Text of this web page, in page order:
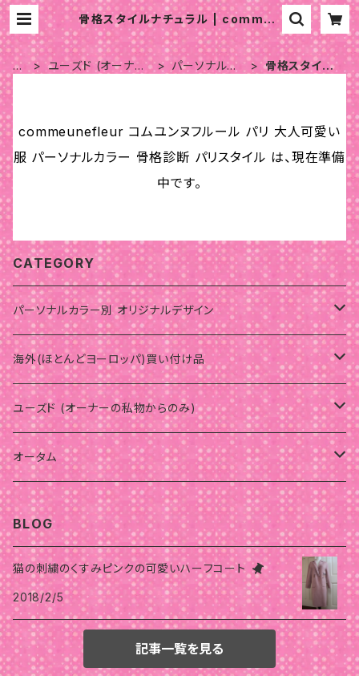
骨格スタイルナチュラル | commeu
nefleur コムユンヌフルール パリ 大
人可愛い服 パーソナルカラー 骨格診
断 パリスタイル
H
ユーズド (オーナー
パーソナルカ
骨格スタイル
commeunefleur コムユンヌフルール パリ 大人可愛い
服 パーソナルカラー 骨格診断 パリスタイル は、現在準備
中です。
CATEGORY
パーソナルカラー別 オリジナルデザイン
サマー
ウェーブ
ウインター
骨格スタイルナチュラル
骨格スタイルストレート
骨格スタイルウェーブ
スプリング
ストレート
ウェーブ
ナチュラル
オータム
ウェーブ
ナチュラル
ストレート
海外(ほとんどヨーロッパ)買い付け品
サマー
骨格スタイル
ストレート
ナチュラル
ウェーブ
ウインター
骨格スタイルウェーブ
ストレート
ウェーブ
ナチュラル
スプリング
骨格
ストレート
ナチュラル
オータム
ナチュラル
ウェーブ
ユーズド (オーナーの私物からのみ)
パーソナルカラーオータム
骨格スタイルナチュラル
ウェーブ
ナチュラル
ウインター
ストレート
ウェーブ
ナチュラル
サマー
ストレート
ウェーブ
スプリング
ストレート
オータム
オータム
オータム
スプリング
ストレート
ナチュラル
サマー
ウインター
BLOG
猫の刺繍のくすみピンクの可愛いハーフコート
2018/2/5
記事一覧を見る